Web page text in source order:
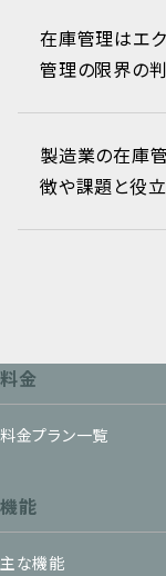
在庫管理はエ
管理の限界の
製造業の在庫
徴や課題と役
料金
料金プラン一覧
機能
主な機能